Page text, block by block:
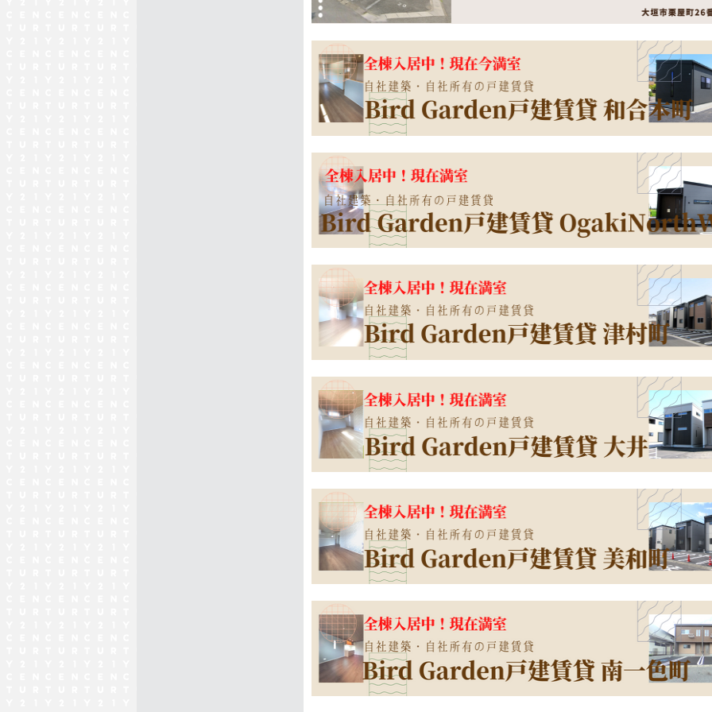
大垣市栗屋町26番駐車場用地を取得しました！詳細は⇒
売主物件 BirdGarden大垣市昼飯町第2E区画 ご契約！
ありがとうございました♬残り4区画！
2025/07/27
売主物件BirdGarden安八町西結A区画 ご契約！
安八町西結全て完売致しました。ありがとうございました。
2025/07/15
売主物件
ありがとうございました♬残り5区画！
2025/06/30
全4区画、販売開始しました！詳細は⇒
2025/06/30
【NEW】 売主住宅用地
BirdGarden大垣市長松町石田
全1区画、販売開始しました！詳細は⇒コチラ
売主物件 BirdGarden大垣市昼飯町第2
ありがとうございました♬残り6区画！
2025/05/26
売主物件BirdGarden大垣市静里町第3A区画 ご契約！
ありがとうございました♬残り4区画！
2025/05/26
売主物件BirdGarden大垣市開発町第3
ありがとうございました♬残り1区画！
2025/05/12
売主物件BirdGarden大垣市静里町第3G区画 ご契約！
ありがとうございました♬残り6区画！
2025/05/12
売主物件BirdGarden大垣市静里町第3 I区画 ご契約！
ありがとうございました♬残り5区画！
2025/04/28
詳細を見る
【新築一戸建て】
AiTOWN大垣市津村町 1号棟(全2
価格2,440 万円
大垣市津村町
樽見鉄道 東大垣駅 徒歩19分
■前面南道路、日当り良好 ■全居室南向き ■まとめ買い派に嬉しい、パ...